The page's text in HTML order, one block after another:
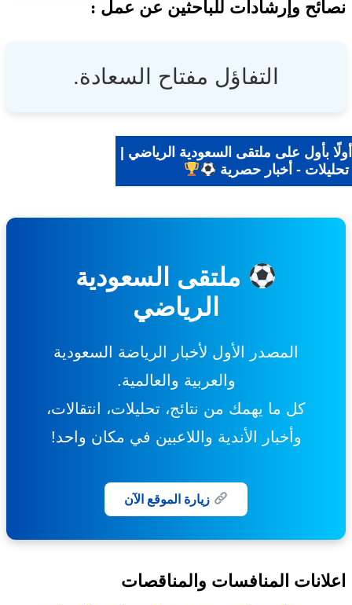
وإرشادات للباحثين عن عمل :
التفاؤل مفتاح السعادة.
بأول على ملتقى السعودية الرياضي |
- أخبار حصرية
ملتقى السعودية
الرياضي
المصدر الأول لأخبار الرياضة السعودية
والعربية والعالمية.
كل ما يهمك من نتائج، تحليلات، انتقالات،
وأخبار الأندية واللاعبين في مكان واحد!
زيارة الموقع الآن
المنافسات والمناقصات